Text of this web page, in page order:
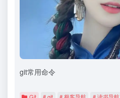
git常用命令
Git # git # 极客导航 # 读书导航